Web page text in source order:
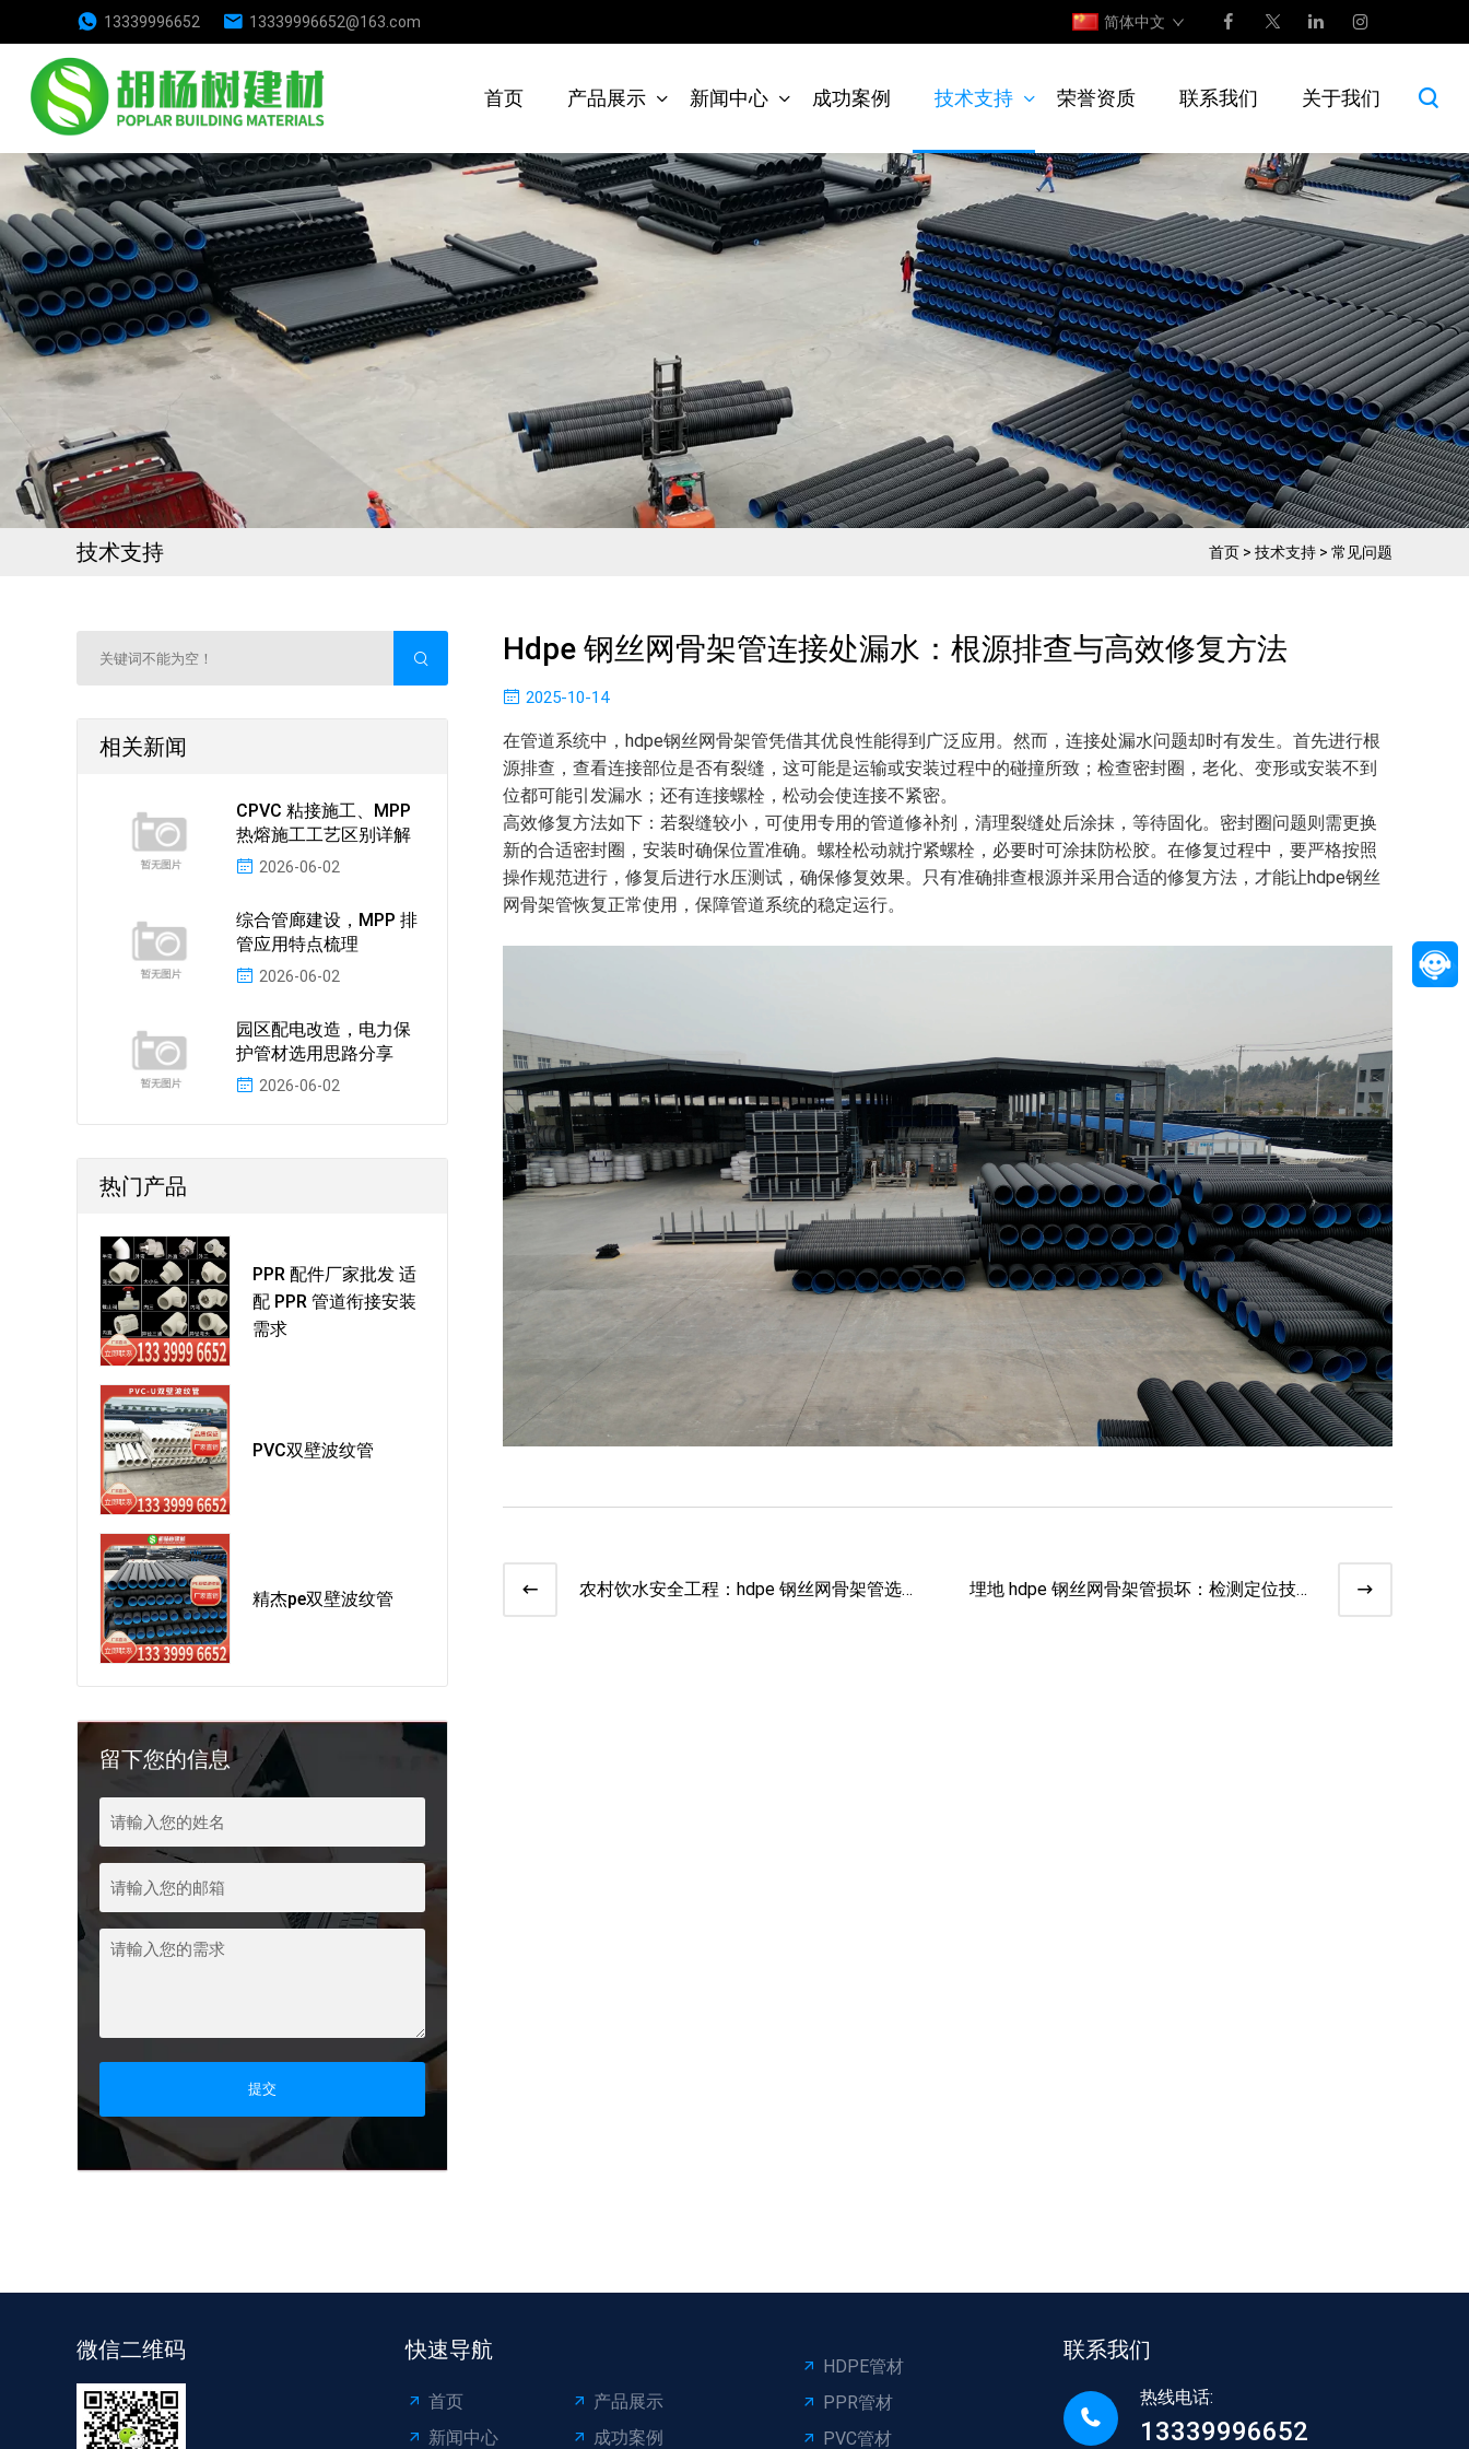
13339996652 13339996652@163.com 简体中文
首页 产品展示 新闻中心 成功案例 技术支持 荣誉资质 联系我们 关于我们
技术支持 首页 > 技术支持 > 常见问题
相关新闻
CPVC 粘接施工、MPP
热熔施工工艺区别详解
2026-06-02
综合管廊建设，MPP 排
管应用特点梳理
2026-06-02
园区配电改造，电力保
护管材选用思路分享
2026-06-02
热门产品
PPR 配件厂家批发 适
配 PPR 管道衔接安装
需求
PVC双壁波纹管
精杰pe双壁波纹管
留下您的信息
提交
Hdpe 钢丝网骨架管连接处漏水：根源排查与高效修复方法​
2025-10-14
在管道系统中，hdpe钢丝网骨架管凭借其优良性能得到广泛应用。然而，连接处漏水问题却时有发生。首先进行根
源排查，查看连接部位是否有裂缝，这可能是运输或安装过程中的碰撞所致；检查密封圈，老化、变形或安装不到
位都可能引发漏水；还有连接螺栓，松动会使连接不紧密。
高效修复方法如下：若裂缝较小，可使用专用的管道修补剂，清理裂缝处后涂抹，等待固化。密封圈问题则需更换
新的合适密封圈，安装时确保位置准确。螺栓松动就拧紧螺栓，必要时可涂抹防松胶。在修复过程中，要严格按照
操作规范进行，修复后进行水压测试，确保修复效果。只有准确排查根源并采用合适的修复方法，才能让hdpe钢丝
网骨架管恢复正常使用，保障管道系统的稳定运行。
农村饮水安全工程：hdpe 钢丝网骨架管选型
埋地 hdpe 钢丝网骨架管损坏：检测定位技巧
微信二维码 快速导航
首页
产品展示
新闻中心
成功案例
HDPE管材
PPR管材
PVC管材
联系我们
热线电话:
13339996652